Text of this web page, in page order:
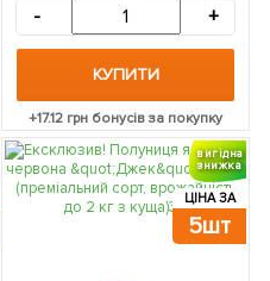
- +
КУПИТИ
+17.12грн бонусів за покупку
вигідна
знижка
ЦІНА ЗА
5шт